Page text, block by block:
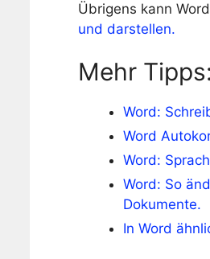
Übrigens kann
und darstellen.
Mehr Tipps:
Word:
Word
Word:
Word: So
Dokumente.
In Word